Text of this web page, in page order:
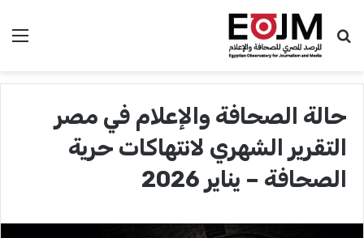
بحث عن
حالة الصحافة والإعلام في مصر
التقرير الشهري لانتهاكات حرية
الصحافة – يناير 2026